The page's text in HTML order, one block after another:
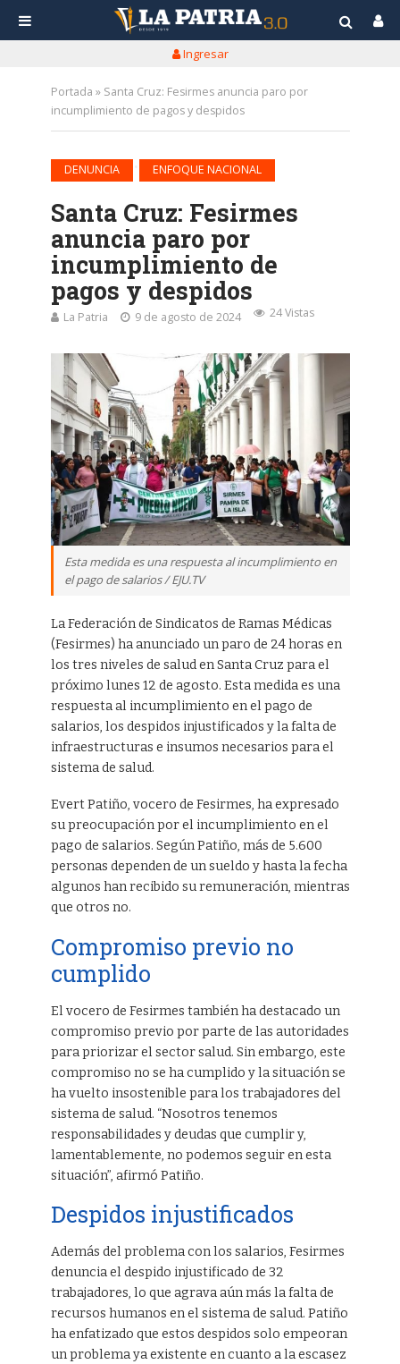
Ingresar
Portada » Santa Cruz: Fesirmes anuncia paro por
incumplimiento de pagos y despidos
DENUNCIA ENFOQUE NACIONAL
Santa Cruz: Fesirmes
anuncia paro por
incumplimiento de
pagos y despidos
La Patria 9 de agosto de 2024 24 Vistas
Esta medida es una respuesta al incumplimiento en
el pago de salarios / EJU.TV
La Federación de Sindicatos de Ramas Médicas
(Fesirmes) ha anunciado un paro de 24 horas en
los tres niveles de salud en Santa Cruz para el
próximo lunes 12 de agosto. Esta medida es una
respuesta al incumplimiento en el pago de
salarios, los despidos injustificados y la falta de
infraestructuras e insumos necesarios para el
sistema de salud.
Evert Patiño, vocero de Fesirmes, ha expresado
su preocupación por el incumplimiento en el
pago de salarios. Según Patiño, más de 5.600
personas dependen de un sueldo y hasta la fecha
algunos han recibido su remuneración, mientras
que otros no.
Compromiso previo no
cumplido
El vocero de Fesirmes también ha destacado un
compromiso previo por parte de las autoridades
para priorizar el sector salud. Sin embargo, este
compromiso no se ha cumplido y la situación se
ha vuelto insostenible para los trabajadores del
sistema de salud. “Nosotros tenemos
responsabilidades y deudas que cumplir y,
lamentablemente, no podemos seguir en esta
situación”, afirmó Patiño.
Despidos injustificados
Además del problema con los salarios, Fesirmes
denuncia el despido injustificado de 32
trabajadores, lo que agrava aún más la falta de
recursos humanos en el sistema de salud. Patiño
ha enfatizado que estos despidos solo empeoran
un problema ya existente en cuanto a la escasez